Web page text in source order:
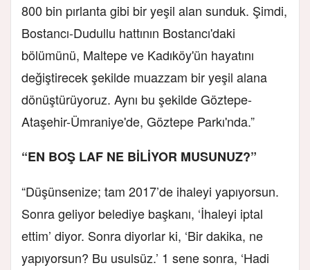
800 bin pırlanta gibi bir yeşil alan sunduk. Şimdi,
Bostancı-Dudullu hattının Bostancı'daki
bölümünü, Maltepe ve Kadıköy'ün hayatını
değiştirecek şekilde muazzam bir yeşil alana
dönüştürüyoruz. Aynı bu şekilde Göztepe-
Ataşehir-Ümraniye'de, Göztepe Parkı'nda.”
“EN BOŞ LAF NE BİLİYOR MUSUNUZ?”
“Düşünsenize; tam 2017’de ihaleyi yapıyorsun.
Sonra geliyor belediye başkanı, ‘İhaleyi iptal
ettim’ diyor. Sonra diyorlar ki, ‘Bir dakika, ne
yapıyorsun? Bu usulsüz.’ 1 sene sonra, ‘Hadi